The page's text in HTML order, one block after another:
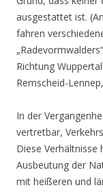
ausgestattet ist.
fahren
Richtung
Remscheid-
In der
vertretbar,
Diese
Ausbeutung der
mit heißeren und